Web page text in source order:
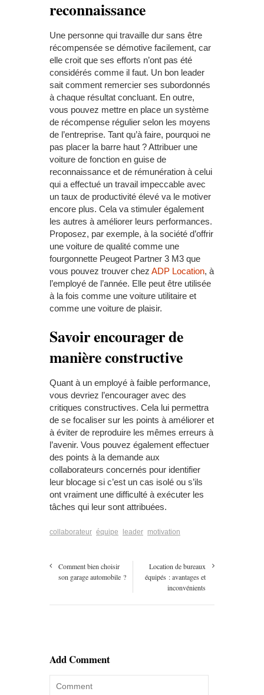
reconnaissance
Une personne qui travaille dur sans être
récompensée se démotive facilement, car
elle croit que ses efforts n’ont pas été
considérés comme il faut. Un bon leader
sait comment remercier ses subordonnés
à chaque résultat concluant. En outre,
vous pouvez mettre en place un système
de récompense régulier selon les moyens
de l’entreprise. Tant qu’à faire, pourquoi ne
pas placer la barre haut ? Attribuer une
voiture de fonction en guise de
reconnaissance et de rémunération à celui
qui a effectué un travail impeccable avec
un taux de productivité élevé va le motiver
encore plus. Cela va stimuler également
les autres à améliorer leurs performances.
Proposez, par exemple, à la société d’offrir
une voiture de qualité comme une
fourgonnette Peugeot Partner 3 M3 que
vous pouvez trouver chez ADP Location, à
l’employé de l’année. Elle peut être utilisée
à la fois comme une voiture utilitaire et
comme une voiture de plaisir.
Savoir encourager de
manière constructive
Quant à un employé à faible performance,
vous devriez l’encourager avec des
critiques constructives. Cela lui permettra
de se focaliser sur les points à améliorer et
à éviter de reproduire les mêmes erreurs à
l’avenir. Vous pouvez également effectuer
des points à la demande aux
collaborateurs concernés pour identifier
leur blocage si c’est un cas isolé ou s’ils
ont vraiment une difficulté à exécuter les
tâches qui leur sont attribuées.
collaborateur équipe leader motivation
Comment bien choisir
son garage automobile ?
Location de bureaux
équipés : avantages et
inconvénients
Add Comment